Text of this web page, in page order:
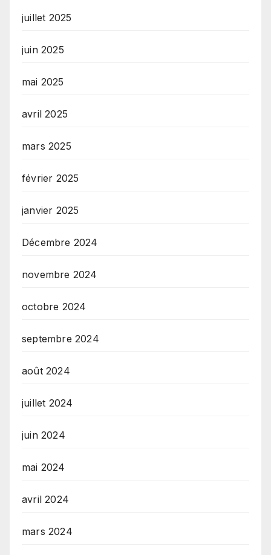
juillet 2025
juin 2025
mai 2025
avril 2025
mars 2025
février 2025
janvier 2025
Décembre 2024
novembre 2024
octobre 2024
septembre 2024
août 2024
juillet 2024
juin 2024
mai 2024
avril 2024
mars 2024